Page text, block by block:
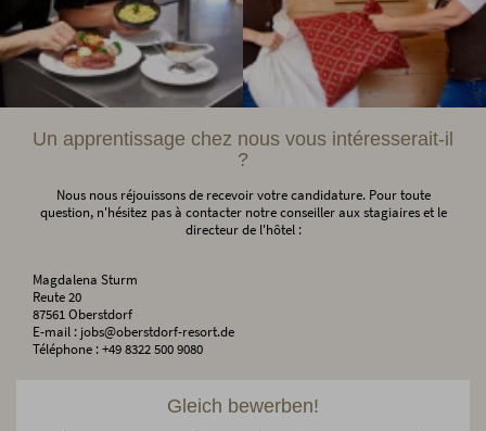
Un apprentissage chez nous vous intéresserait-il
?
Nous nous réjouissons de recevoir votre candidature. Pour toute
question, n'hésitez pas à contacter notre conseiller aux stagiaires et le
directeur de l'hôtel :
Magdalena Sturm
Reute 20
87561 Oberstdorf
E-mail : jobs@oberstdorf-resort.de
Téléphone : +49 8322 500 9080
Gleich bewerben!